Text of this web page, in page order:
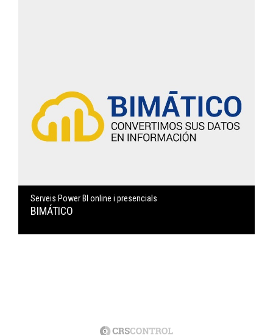
Serveis Power BI online i presencials
BIMÁTICO